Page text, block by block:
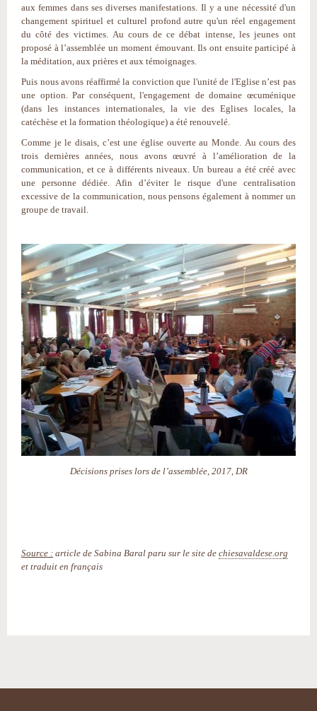
aux femmes dans ses diverses manifestations. Il y a une nécessité d'un
changement spirituel et culturel profond autre qu'un réel engagement
du côté des victimes. Au cours de ce débat intense, les jeunes ont
proposé à l’assemblée un moment émouvant. Ils ont ensuite participé à
la méditation, aux prières et aux témoignages.
Puis nous avons réaffirmé la conviction que l'unité de l'Eglise n’est pas
une option. Par conséquent, l'engagement de domaine œcuménique
(dans les instances internationales, la vie des Eglises locales, la
catéchèse et la formation théologique) a été renouvelé.
Comme je le disais, c’est une église ouverte au Monde. Au cours des
trois dernières années, nous avons œuvré à l’amélioration de la
communication, et ce à différents niveaux. Un bureau a été créé avec
une personne dédiée. Afin d’éviter le risque d'une centralisation
excessive de la communication, nous pensons également à nommer un
groupe de travail.
Décisions prises lors de l’assemblée, 2017, DR
Source : article de Sabina Baral paru sur le site de chiesavaldese.org
et traduit en français
document